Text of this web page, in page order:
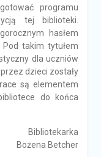
programu
tej biblioteki.
hasłem
Pod takim tytułem
dla uczniów
dzieci zostały
są elementem
do końca
Bibliotekarka
Bożena Betcher